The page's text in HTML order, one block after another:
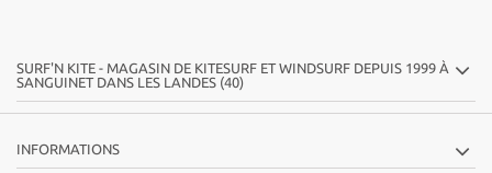
SURF'N KITE - MAGASIN DE KITESURF ET WINDSURF DEPUIS 1999 À
SANGUINET DANS LES LANDES (40)
INFORMATIONS